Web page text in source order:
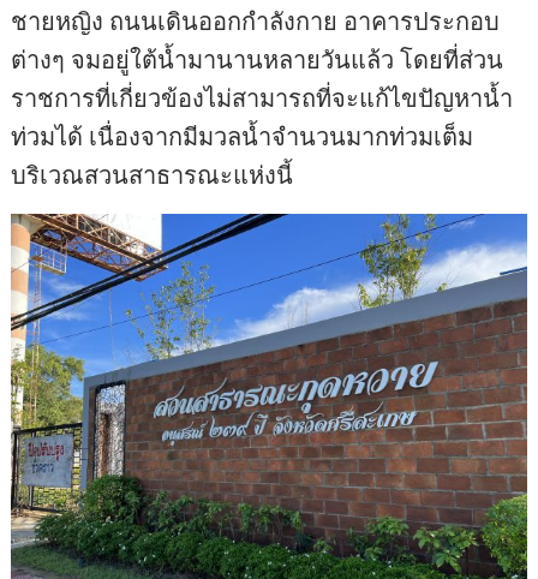
ชายหญิง ถนนเดินออกกำลังกาย อาคารประกอบ
ต่างๆ จมอยู่ใต้น้ำมานานหลายวันแล้ว โดยที่ส่วน
ราชการที่เกี่ยวข้องไม่สามารถที่จะแก้ไขปัญหาน้ำ
ท่วมได้ เนื่องจากมีมวลน้ำจำนวนมากท่วมเต็ม
บริเวณสวนสาธารณะแห่งนี้